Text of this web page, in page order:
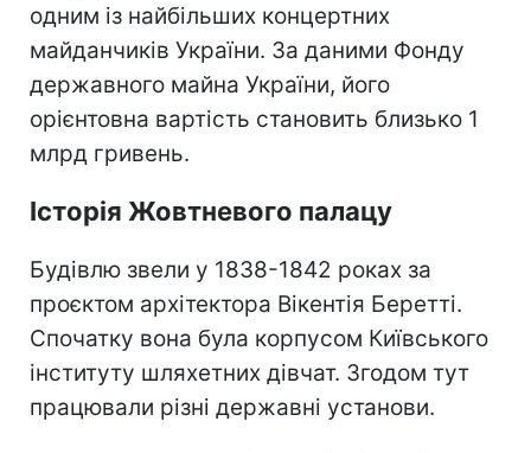
одним із найбільших концертних
майданчиків України. За даними Фонду
державного майна України, його
орієнтовна вартість становить близько 1
млрд гривень.
Історія Жовтневого палацу
Будівлю звели у 1838-1842 роках за
проєктом архітектора Вікентія Беретті.
Спочатку вона була корпусом Київського
інституту шляхетних дівчат. Згодом тут
працювали різні державні установи.